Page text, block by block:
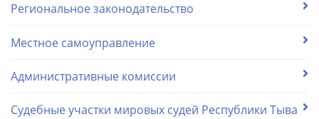
Региональное законодательство
Местное самоуправление
Административные комиссии
Судебные участки мировых судей Республики Тыва